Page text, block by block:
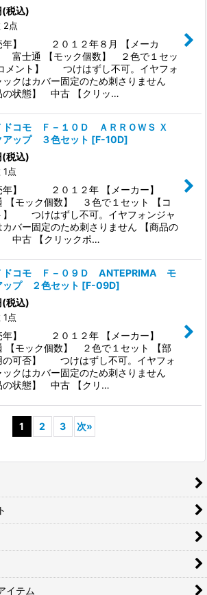
(税込)
2点
年】 ２０１２年８月 【メーカ
士通 【モック個数】 ２色で１セッ
メント】 つけはずし不可。イヤフォ
ックはカバー固定のため刺さりません
の状態】 中古 【クリッ…
ドコモ Ｆ－１０Ｄ ＡＲＲＯＷＳ Ｘ
アップ ３色セット [F-10D]
(税込)
1点
売年】 ２０１２年 【メーカー】
【モック個数】 ３色で１セット 【コ
】 つけはずし不可。イヤフォンジャ
カバー固定のため刺さりません 【商品の
中古 【クリックポ…
ドコモ Ｆ－０９Ｄ ANTEPRIMA モ
ップ ２色セット [F-09D]
(税込)
1点
売年】 ２０１２年 【メーカー】
【モック個数】 ２色で１セット 【部
の可否】 つけはずし不可。イヤフォ
ックはカバー固定のため刺さりません
の状態】 中古 【クリ…
1 2 3 次»
イテム